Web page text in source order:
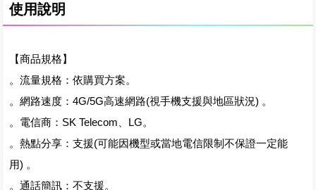
使用說明
【商品規格】
。流量規格：依購買方案。
。網路速度：4G/5G高速網路(視手機支援與地區狀況) 。
。電信商：SK Telecom、LG。
。熱點分享：支援(可能因機型或當地電信限制不保證一定能
用) 。
。通話簡訊：不支援。